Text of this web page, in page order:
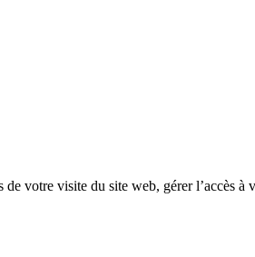
votre visite du site web, gérer l’accès à